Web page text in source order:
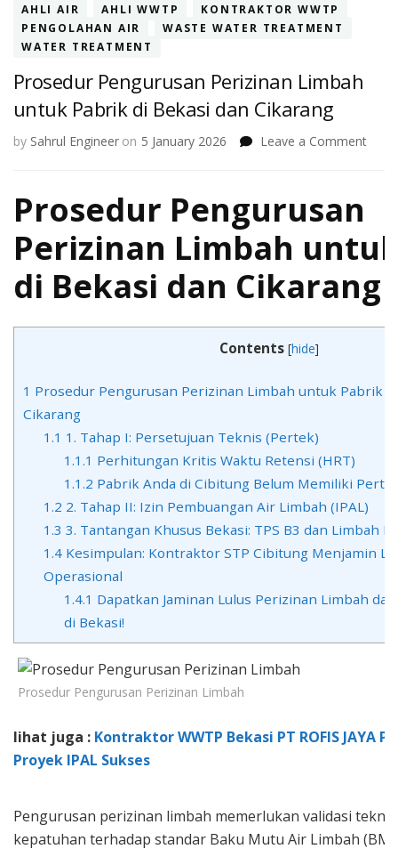
AHLI AIR AHLI WWTP
KONTRAKTOR WWTP
PENGOLAHAN AIR
WASTE WATER TREATMENT
WATER TREATMENT
Prosedur Pengurusan Perizinan Limbah
untuk Pabrik di Bekasi dan Cikarang
by Sahrul Engineer on 5 January 2026 Leave a Commenton
untuk
dan
Prosedur Pengurusan
Perizinan Limbah
di Bekasi dan Cikarang
Contents [hide]
1 Prosedur Pengurusan Perizinan Limbah untuk Pabrik
Cikarang
1.1 1. Tahap I: Persetujuan Teknis (Pertek)
1.1.1 Perhitungan Kritis Waktu Retensi (HRT)
1.1.2 Pabrik Anda di Cibitung Belum Memiliki
1.2 2. Tahap II: Izin Pembuangan Air Limbah (IPAL)
1.3 3. Tantangan Khusus Bekasi: TPS B3 dan Limbah
1.4Kesimpulan: Kontraktor STP Cibitung Menjamin
Operasional
1.4.1 Dapatkan Jaminan Lulus Perizinan Limbah
di Bekasi!
Prosedur Pengurusan Perizinan Limbah
lihat juga : Kontraktor WWTP Bekasi PT ROFIS JAYA
Proyek IPAL Sukses
Pengurusan perizinan limbah memerlukan validasi
kepatuhan terhadap standar Baku Mutu Air Limbah